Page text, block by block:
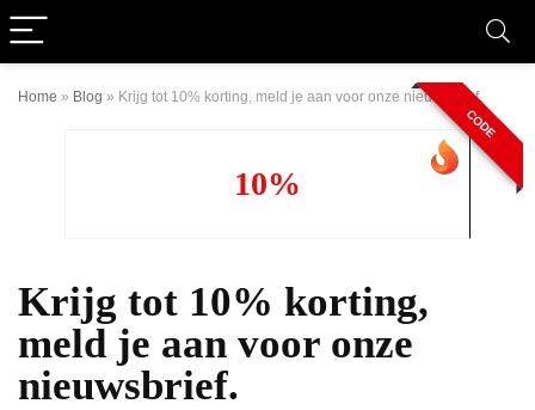
Home » Blog » Krijg tot 10% korting, meld je aan voor onze nieuwsbrief.
CODE
10%
Krijg tot 10% korting,
meld je aan voor onze
nieuwsbrief.